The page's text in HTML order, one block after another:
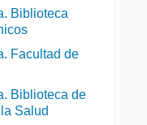
Biblioteca
Facultad de
Biblioteca de
Salud